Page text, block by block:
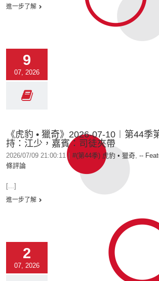
進一步了解
9
07, 2026
《虎豹 • 獵奇》2026-07-10︱第44季
持：江少，嘉賓：司徒夾帶
2026/07/09 21:00:11 #(第44季) 虎豹 • 獵奇, --
條評論
[...]
進一步了解
2
07, 2026